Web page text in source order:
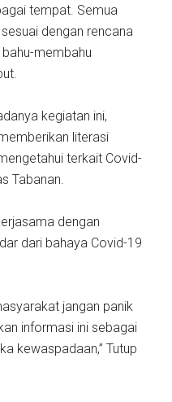
tempat. Semua
dengan rencana
membahu
kegiatan ini,
literasi
terkait Covid-
Tabanan.
dengan
dari bahaya Covid-19
jangan panik
informasi ini sebagai
kewaspadaan,” Tutup